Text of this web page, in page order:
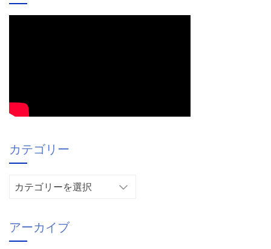
カテゴリー
テ
リ
ー
アーカイブ